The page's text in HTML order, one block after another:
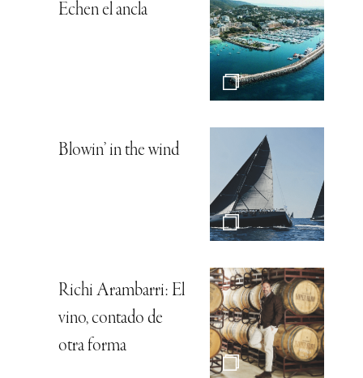
Echen el ancla
Blowin’ in the wind
Richi Arambarri: El
vino, contado de
otra forma